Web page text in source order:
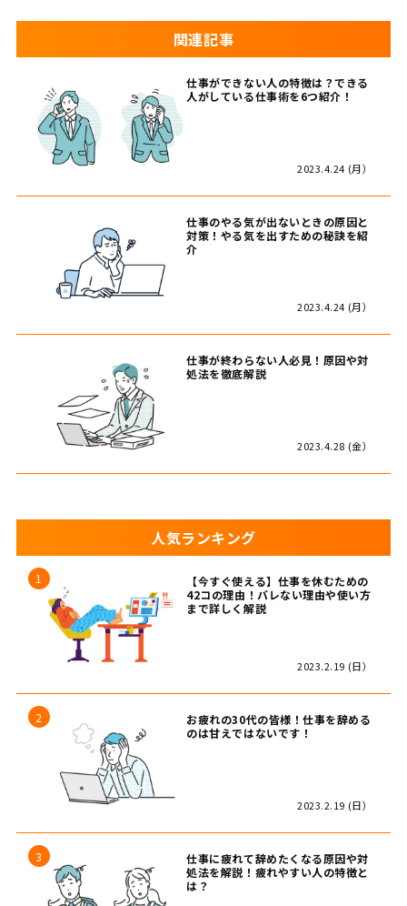
関連記事
仕事ができない人の特徴は？できる
人がしている仕事術を6つ紹介！
2023.4.24 (月）
仕事のやる気が出ないときの原因と
対策！やる気を出すための秘訣を紹
介
2023.4.24 (月）
仕事が終わらない人必見！原因や対
処法を徹底解説
2023.4.28 (金）
人気ランキング
【今すぐ使える】仕事を休むための
42コの理由！バレない理由や使い方
まで詳しく解説
2023.2.19 (日）
お疲れの30代の皆様！仕事を辞める
のは甘えではないです！
2023.2.19 (日）
仕事に疲れて辞めたくなる原因や対
処法を解説！疲れやすい人の特徴と
は？